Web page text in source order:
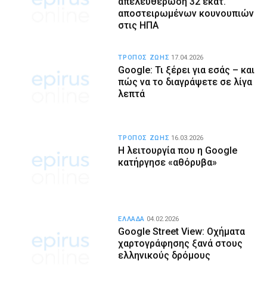
αποστειρωμένων κουνουπιών
στις ΗΠΑ
Google: Τι ξέρει για εσάς – και
πώς να το διαγράψετε σε λίγα
λεπτά
ΤΡΟΠΟΣ ΖΩΗΣ 17.04.2026
Η λειτουργία που η Google
κατήργησε «αθόρυβα»
ΤΡΟΠΟΣ ΖΩΗΣ 16.03.2026
Google Street View: Οχήματα
χαρτογράφησης ξανά στους
ελληνικούς δρόμους
ΕΛΛΑΔΑ 04.02.2026